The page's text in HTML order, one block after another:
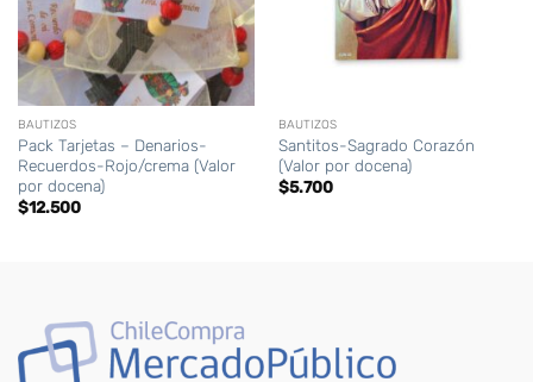
BAUTIZOS
Pack Tarjetas – Denarios-
Recuerdos-Rojo/crema (Valor
por docena)
$12.500
BAUTIZOS
Santitos-Sagrado Corazón
(Valor por docena)
$5.700